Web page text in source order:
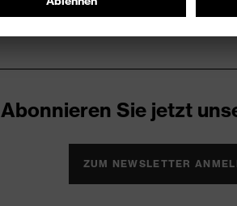
Abonnieren Sie jetzt
ZUM NEWSLETTER